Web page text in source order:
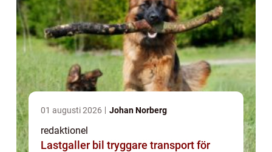
01 augusti 2026 Johan Norberg
redaktionel
Lastgaller bil tryggare transport för